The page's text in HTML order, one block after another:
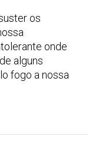
os
onde
alguns
fogo a nossa